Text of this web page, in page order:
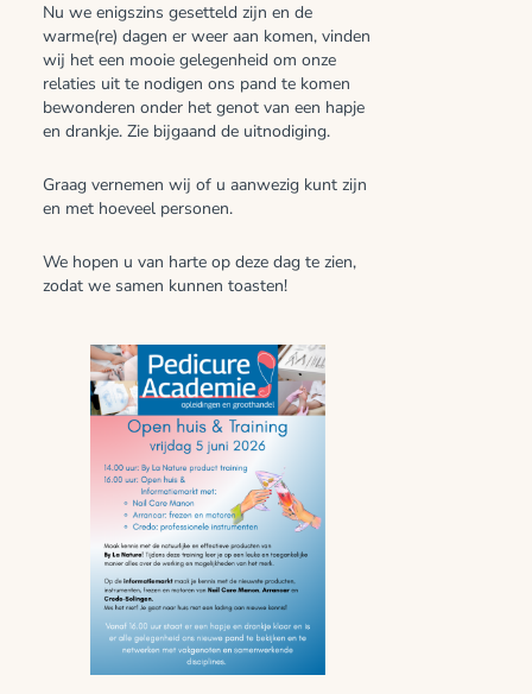
Nu we enigszins gesetteld zijn en de
warme(re) dagen er weer aan komen, vinden
wij het een mooie gelegenheid om onze
relaties uit te nodigen ons pand te komen
bewonderen onder het genot van een hapje
en drankje. Zie bijgaand de uitnodiging.
Graag vernemen wij of u aanwezig kunt zijn
en met hoeveel personen.
We hopen u van harte op deze dag te zien,
zodat we samen kunnen toasten!